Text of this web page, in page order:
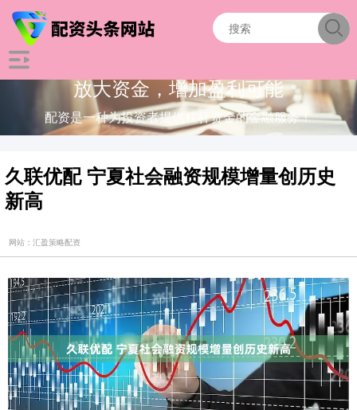
放大资金，增加盈利可能
配资是一种为投资者提供杠杆资金的金融服务！
久联优配 宁夏社会融资规模增量创历史
新高
网站：汇盈策略配资